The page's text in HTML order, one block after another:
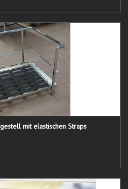
mit elastischen Straps